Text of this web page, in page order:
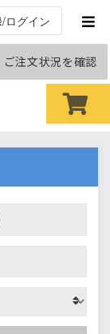
ログイン
ご注文状況を確認